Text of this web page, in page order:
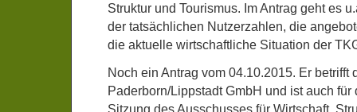
Struktur und Tourismus. Im Antrag geht es
der tatsächlichen Nutzerzahlen, die
die aktuelle wirtschaftliche Situation der
Noch ein Antrag vom 04.10.2015. Er betrifft
Paderborn/Lippstadt GmbH und ist auch für
Sitzung des Ausschusses für Wirtschaft,